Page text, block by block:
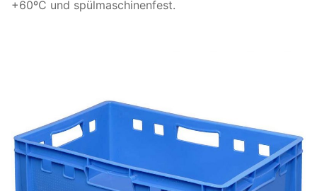
+60ºC und spülmaschinenfest.